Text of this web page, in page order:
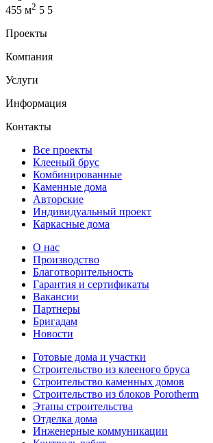
455 м2 5 5
Проекты
Компания
Услуги
Информация
Контакты
Все проекты
Клееный брус
Комбинированные
Каменные дома
Авторские
Индивидуальный проект
Каркасные дома
О нас
Производство
Благотворительность
Гарантия и сертификаты
Вакансии
Партнеры
Бригадам
Новости
Готовые дома и участки
Строительство из клееного бруса
Строительство каменных домов
Строительство из блоков Porotherm
Этапы строительства
Отделка дома
Инженерные коммуникации